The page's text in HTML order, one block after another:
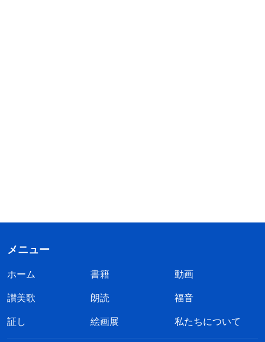
メニュー
ホーム 書籍
動画
讃美歌
朗読
福音
証し
絵画展 私たちについて